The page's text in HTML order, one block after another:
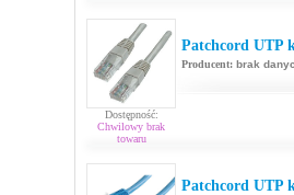
Dostępność:
Chwilowy brak
towaru
Patchcord UTP
Producent: brak
Patchcord UTP